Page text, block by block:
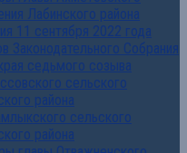
Лабинского района
11 сентября 2022 года
Законодательного Собрания
седьмого созыва
сельского
района
сельского
района